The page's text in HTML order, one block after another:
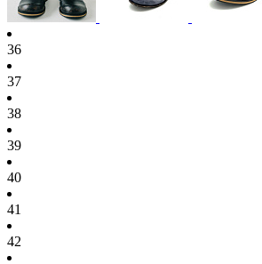
36
37
38
39
40
41
42